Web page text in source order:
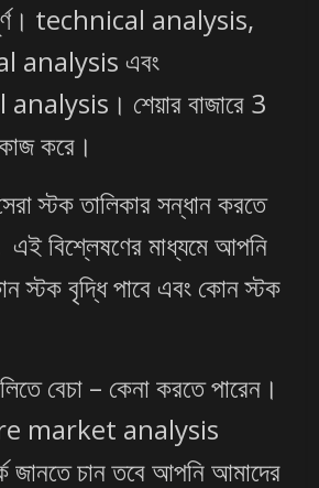
technical analysis,
analysis এবং
শেয়ার বাজারে 3
করে।
স্টক তালিকার সন্ধান করতে
এই বিশ্লেষণের মাধ্যমে আপনি
স্টক বৃদ্ধি পাবে এবং কোন স্টক
বেচা – কেনা করতে পারেন।
market analysis
চান তবে আপনি আমাদের